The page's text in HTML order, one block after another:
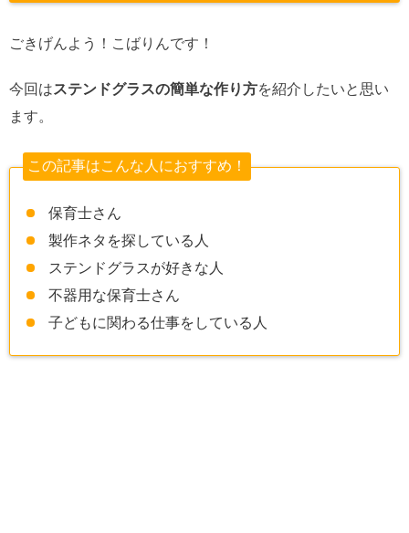
ごきげんよう！こばりんです！
今回はステンドグラスの簡単な作り方を紹介したいと思い
ます。
この記事はこんな人におすすめ！
保育士さん
製作ネタを探している人
ステンドグラスが好きな人
不器用な保育士さん
子どもに関わる仕事をしている人